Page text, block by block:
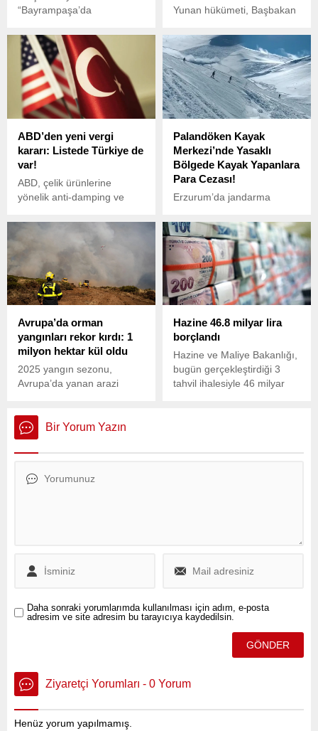
“Bayrampaşa’da
Berlin’de 71 Avro’ya
mağaza kiralıyoruz” diye
isyan etti.
Yunan hükümeti, Başbakan
Mareva Grabowski-
Miçotakis hakkında, kamu
fonlarıyla milyonlarca
euroluk bir daire satın aldığı
yönündeki iddiaları
yalanladı. Hükümetin dijital
Romanos, ülkede
dezenformasyonun son
dönemde ciddi biçimde
arttığına dikkat çekti.
ABD’den yeni vergi
kararı: Listede Türkiye de
var!
ABD, çelik ürünlerine
yönelik anti-damping ve
uygulanmasına devam
kararı aldı. Düzenleme,
birçok ülkeden yapılan çelik
ithalatını etkiliyor. Karar,
yerli üreticilerin haksız
rekabete karşı korunmasını
Palandöken Kayak
Merkezi’nde Yasaklı
Bölgede Kayak Yapanlara
Para Cezası!
Erzurum’da jandarma
Merkezi’nde yasaklı
bölgede kayak yapan 14
kişiye idari para cezası
uyguladı.
Avrupa’da orman
yangınları rekor kırdı: 1
milyon hektar kül oldu
2025 yangın sezonu,
Avrupa’da yanan arazi
değişikliğinin getirdiği
yüksek sıcaklıklar ve azalan
yağışlar, yangınların
Hazine 46.8 milyar lira
borçlandı
Hazine ve Maliye Bakanlığı,
bugün gerçekleştirdiği 3
tahvil ihalesiyle 46 milyar
Bir Yorum Yazın
Daha sonraki yorumlarımda kullanılması için adım, e-posta
adresim ve site adresim bu tarayıcıya kaydedilsin.
Ziyaretçi Yorumları - 0 Yorum
Henüz yorum yapılmamış.